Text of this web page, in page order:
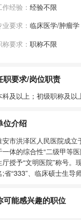
作经验： 经验不限
业要求： 临床医学/肿瘤学
称要求： 职称不限
职要求/岗位职责
科及以上；初级职称及以
位介绍
安市洪泽区人民医院成立
一体的综合性“二级甲等
厅授予“文明医院”称号
;省“333”、临床硕士生导
年11月与国家级文明
文明建设指导委员会授予“省级文明单位”。 Ø
可能感兴趣的职位